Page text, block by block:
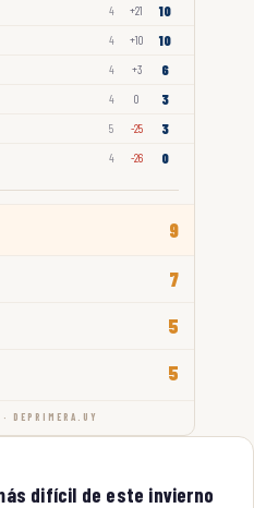
4 +21 10
4 +10 10
4 +3 6
4 0 3
5 -25 3
4 -26 0
9
7
5
5
DEPRIMERA.UY
difícil de este invierno